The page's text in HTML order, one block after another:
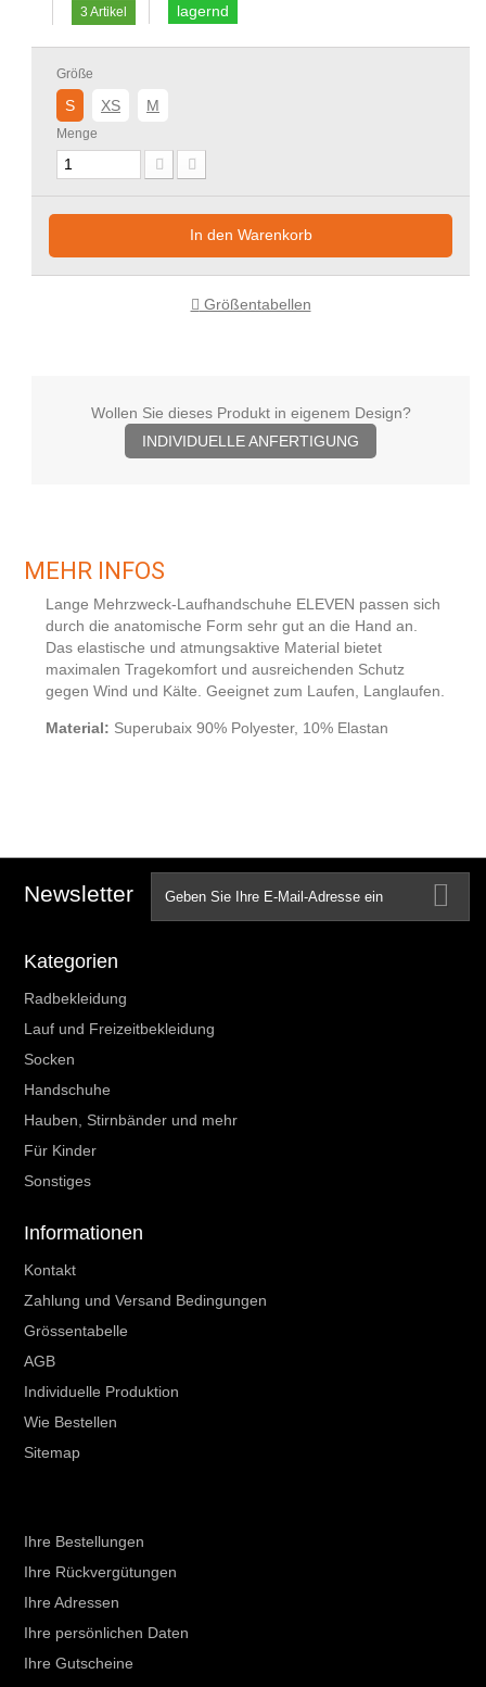
3 Artikel lagernd
Größe
S XS M
Menge
In den Warenkorb
Größentabellen
Wollen Sie dieses Produkt in eigenem Design?
INDIVIDUELLE ANFERTIGUNG
MEHR INFOS
Lange Mehrzweck-Laufhandschuhe ELEVEN passen sich
durch die anatomische Form sehr gut an die Hand an.
Das elastische und atmungsaktive Material bietet
maximalen Tragekomfort und ausreichenden Schutz
gegen Wind und Kälte. Geeignet zum Laufen, Langlaufen.
Material: Superubaix 90% Polyester, 10% Elastan
Newsletter
Kategorien
Radbekleidung
Lauf und Freizeitbekleidung
Socken
Handschuhe
Hauben, Stirnbänder und mehr
Für Kinder
Sonstiges
Informationen
Kontakt
Zahlung und Versand Bedingungen
Grössentabelle
AGB
Individuelle Produktion
Wie Bestellen
Sitemap
Ihre Bestellungen
Ihre Rückvergütungen
Ihre Adressen
Ihre persönlichen Daten
Ihre Gutscheine